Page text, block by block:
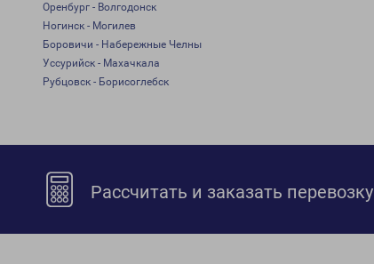
Оренбург - Волгодонск
Ногинск - Могилев
Боровичи - Набережные Челны
Уссурийск - Махачкала
Рубцовск - Борисоглебск
Рассчитать и заказать перевозку